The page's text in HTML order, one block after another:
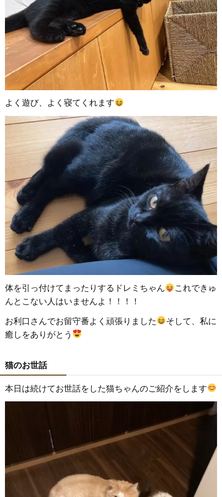
よく遊び、よく寝てくれます
体を引っ付けてまったりするドレミちゃん
これできゅ
んとこない人はいませんよ！！！！
お利口さんでお留守番よく頑張りました
そして、私に
癒しをありがとう
猫のお世話
本日は続けてお世話をした猫ちゃんのご紹介をします